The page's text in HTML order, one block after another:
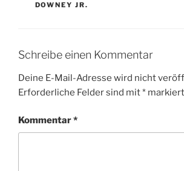
DOWNEY JR.
Schreibe einen Kommentar
Deine E-Mail-Adresse wird nicht
Erforderliche Felder sind mit* markiert
Kommentar*